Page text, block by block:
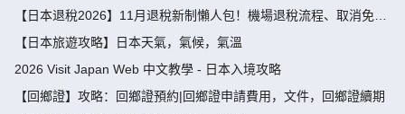
【日本退稅2026】11月退稅新制懶人包！機場退稅流程、取消免稅
袋及限額全攻略 - 永安旅遊
【日本旅遊攻略】日本天氣，氣候，氣溫
2026 Visit Japan Web 中文教學 - 日本入境攻略
【回鄉證】攻略：回鄉證預約|回鄉證申請費用，文件，回鄉證續期